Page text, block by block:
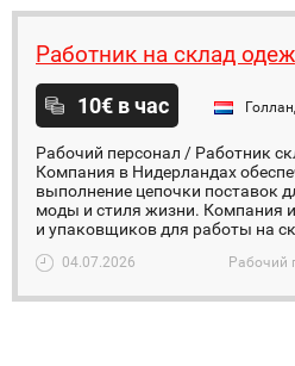
Работник на склад
10€ в час
Рабочий персонал / Работник
Компания в Нидерландах
выполнение цепочки поставок
моды и стиля жизни. Компания
и упаковщиков для работы на
04.07.2026 Рабочий